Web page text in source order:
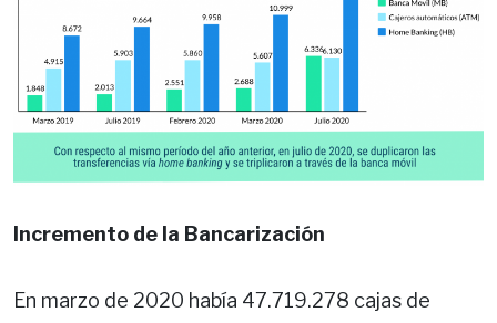
Incremento de la Bancarización
En marzo de 2020 había 47.719.278 cajas de